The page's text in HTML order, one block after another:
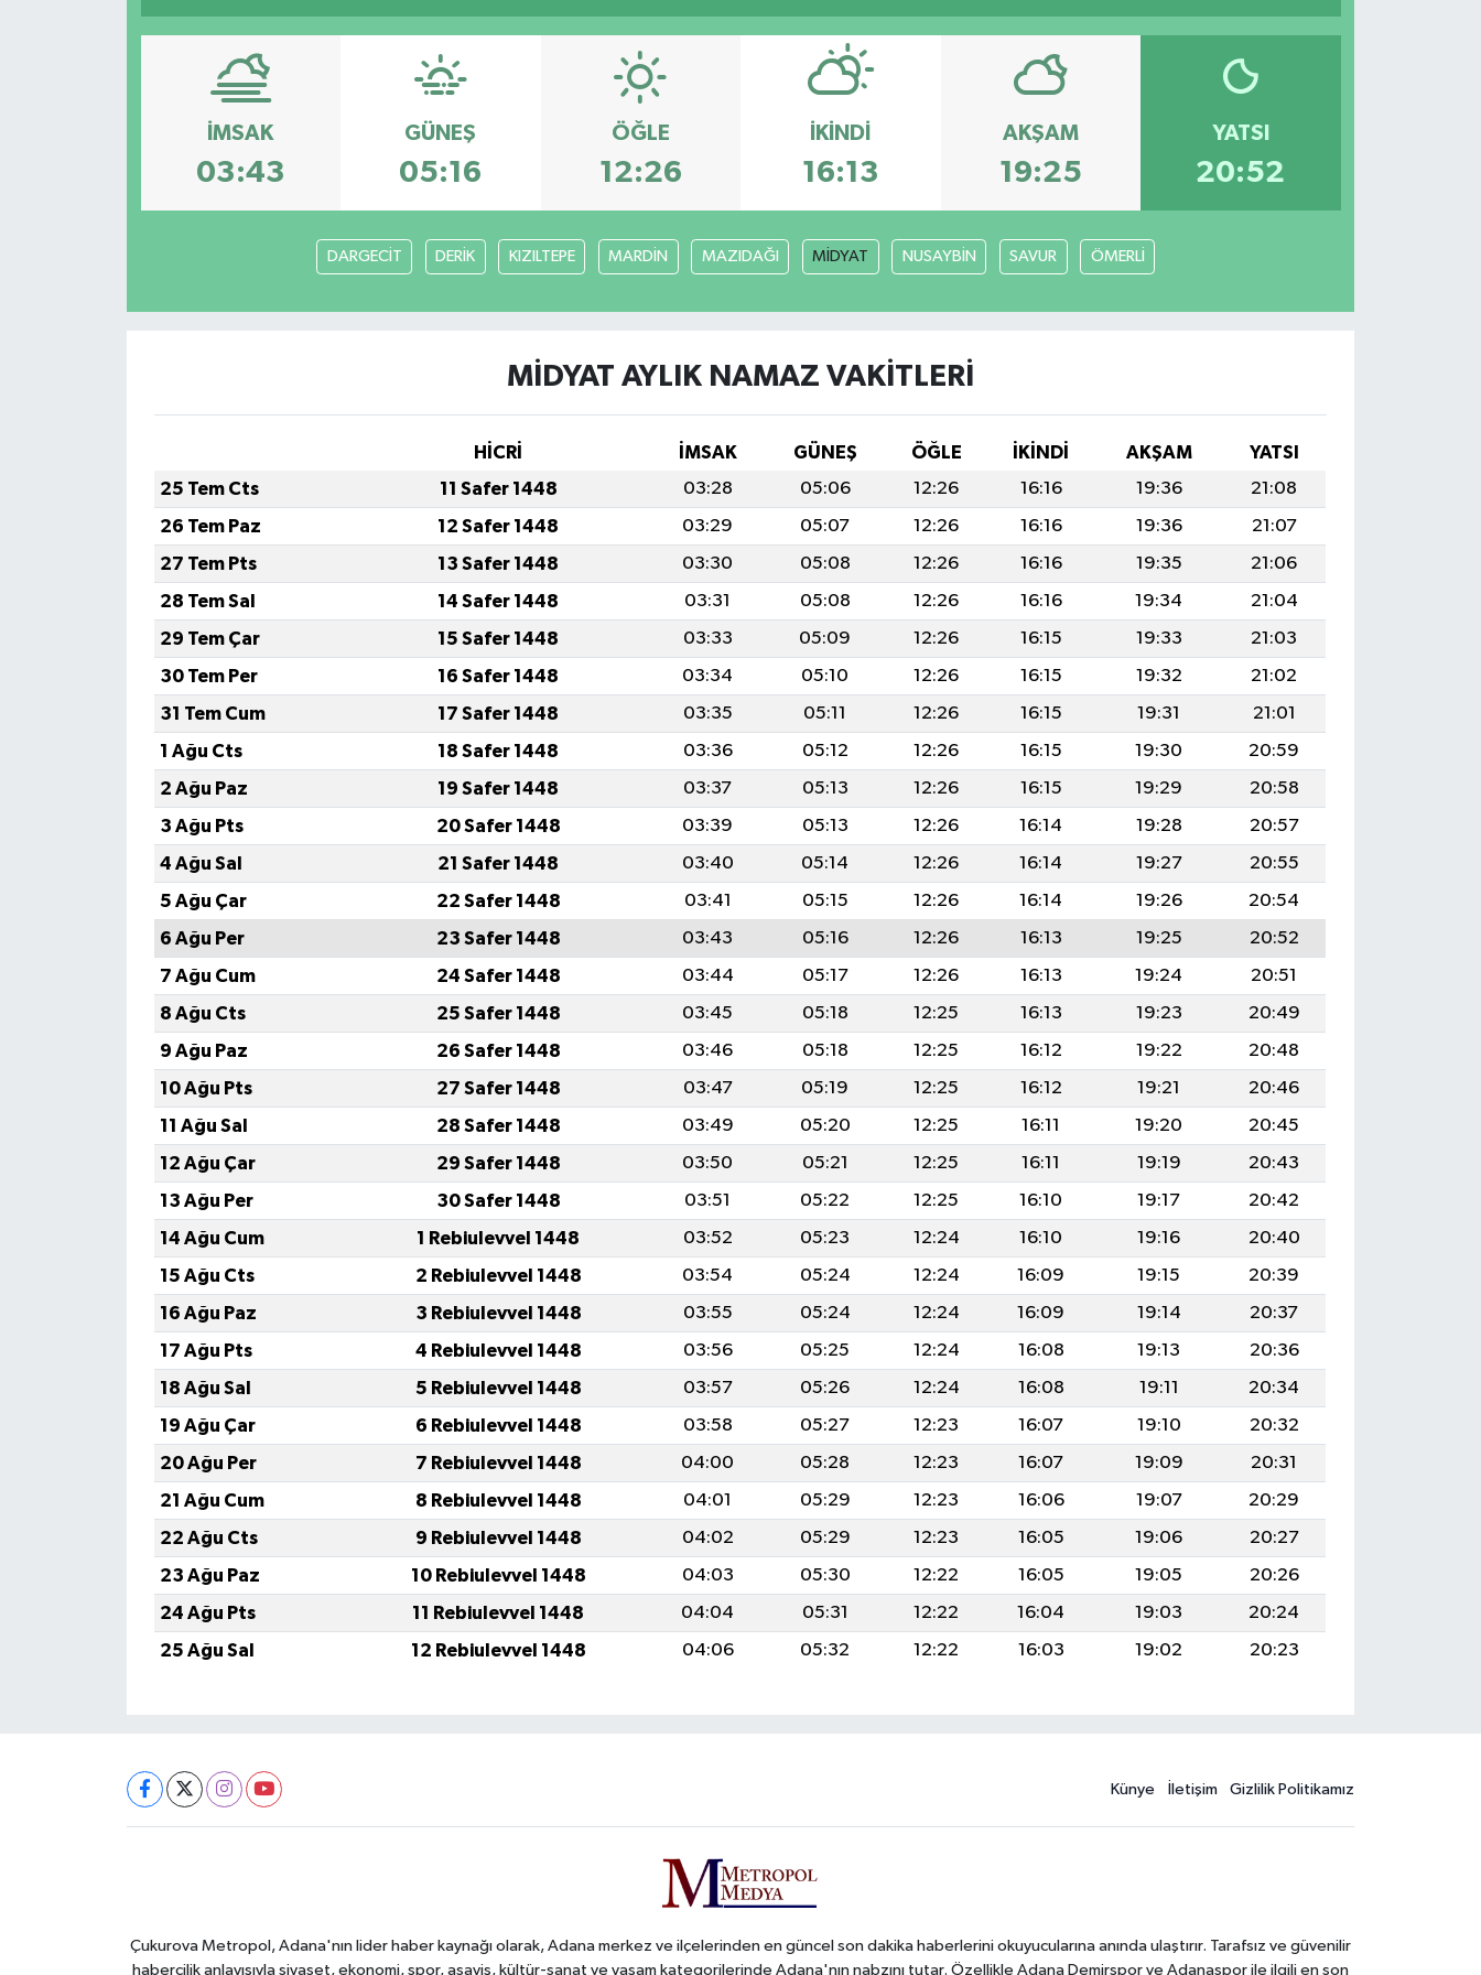
İMSAK
03:43
GÜNEŞ
05:16
ÖĞLE
12:26
İKINDI
16:13
AKŞAM
19:25
YATSI
20:52
DARGECİT DERİK KIZILTEPE MARDİN MAZIDAĞI MİDYAT NUSAYBİN SAVUR ÖMERLİ
MİDYAT AYLIK NAMAZ VAKITLERI
HİCRİ İMSAK GÜNEŞ ÖĞLE İKINDI AKŞAM
YATSI
25 Tem Cts
11 Safer 1448 03:28 05:06 12:26 16:16 19:36
21:08
26 Tem Paz
12 Safer 1448 03:29 05:07 12:26 16:16 19:36
21:07
27 Tem Pts
13 Safer 1448 03:30 05:08 12:26 16:16 19:35
21:06
28 Tem Sal
14 Safer 1448 03:31 05:08 12:26 16:16 19:34
21:04
29 Tem Çar
15 Safer 1448 03:33 05:09 12:26 16:15 19:33
21:03
30 Tem Per
16 Safer 1448 03:34 05:10 12:26 16:15 19:32
21:02
31 Tem Cum
17 Safer 1448 03:35 05:11 12:26 16:15 19:31
21:01
1 Ağu Cts
18 Safer 1448 03:36 05:12 12:26 16:15 19:30
20:59
2 Ağu Paz
19 Safer 1448 03:37 05:13 12:26 16:15 19:29
20:58
3 Ağu Pts
20 Safer 1448 03:39 05:13 12:26 16:14 19:28
20:57
4 Ağu Sal
21 Safer 1448 03:40 05:14 12:26 16:14 19:27
20:55
5 Ağu Çar
22 Safer 1448 03:41 05:15 12:26 16:14 19:26
20:54
6 Ağu Per
23 Safer 1448 03:43 05:16 12:26 16:13 19:25
20:52
7 Ağu Cum
24 Safer 1448 03:44 05:17 12:26 16:13 19:24
20:51
8 Ağu Cts
25 Safer 1448 03:45 05:18 12:25 16:13 19:23
20:49
9 Ağu Paz
26 Safer 1448 03:46 05:18 12:25 16:12 19:22
20:48
10 Ağu Pts
27 Safer 1448 03:47 05:19 12:25 16:12 19:21
20:46
11 Ağu Sal
28 Safer 1448 03:49 05:20 12:25 16:11 19:20
20:45
12 Ağu Çar
29 Safer 1448 03:50 05:21 12:25 16:11 19:19
20:43
13 Ağu Per
30 Safer 1448 03:51 05:22 12:25 16:10 19:17
20:42
14 Ağu Cum
1 Rebiulevvel 1448 03:52 05:23 12:24 16:10 19:16
20:40
15 Ağu Cts
2 Rebiulevvel 1448 03:54 05:24 12:24 16:09 19:15
20:39
16 Ağu Paz
3 Rebiulevvel 1448 03:55 05:24 12:24 16:09 19:14
20:37
17 Ağu Pts
4 Rebiulevvel 1448 03:56 05:25 12:24 16:08 19:13
20:36
18 Ağu Sal
5 Rebiulevvel 1448 03:57 05:26 12:24 16:08 19:11
20:34
19 Ağu Çar
6 Rebiulevvel 1448 03:58 05:27 12:23 16:07 19:10
20:32
20 Ağu Per
7 Rebiulevvel 1448 04:00 05:28 12:23 16:07 19:09
20:31
21 Ağu Cum
8 Rebiulevvel 1448 04:01 05:29 12:23 16:06 19:07
20:29
22 Ağu Cts
9 Rebiulevvel 1448 04:02 05:29 12:23 16:05 19:06
20:27
23 Ağu Paz
10 Rebiulevvel 1448 04:03 05:30 12:22 16:05 19:05
20:26
24 Ağu Pts
11 Rebiulevvel 1448 04:04 05:31 12:22 16:04 19:03
20:24
25 Ağu Sal
12 Rebiulevvel 1448 04:06 05:32 12:22 16:03 19:02 20:23
Künye İletişim Gizlilik Politikamız
Çukurova Metropol, Adana'nın lider haber kaynağı olarak, Adana merkez ve ilçelerinden en güncel son dakika haberlerini okuyucularına anında ulaştırır. Tarafsız ve güvenilir
habercilik anlayışıyla siyaset, ekonomi, spor, asayiş, kültür-sanat ve yaşam kategorilerinde Adana'nın nabzını tutar. Özellikle Adana Demirspor ve Adanaspor ile ilgili en son
Resmi İlanlar